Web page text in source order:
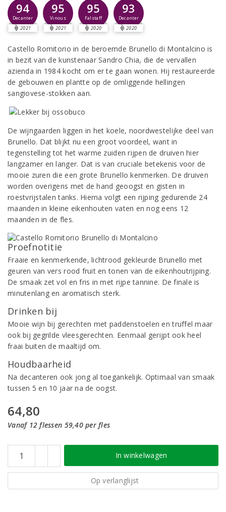
94
Decanter
2021
95
Vinous
2021
95
Falstaff
2020
93
Decanter
2020
Castello Romitorio in de beroemde Brunello di Montalcino is
in bezit van de kunstenaar Sandro Chia, die de vervallen
azienda in 1984 kocht om er te gaan wonen. Hij restaureerde
de gebouwen en plantte op de omliggende hellingen
sangiovese-stokken aan.
De wijngaarden liggen in het koele, noordwestelijke deel van
Brunello. Dat blijkt nu een groot voordeel, want in
tegenstelling tot het warme zuiden rijpen de druiven hier
langzamer en langer. Dat is van cruciale betekenis voor de
mooie zuren die een grote Brunello kenmerken. De druiven
worden overigens met de hand geoogst en gisten in
roestvrijstalen tanks. Hierna volgt een rijping gedurende 24
maanden in kleine eikenhouten vaten en nog eens 12
maanden in de fles.
Proefnotitie
Fraaie en kenmerkende, lichtrood gekleurde Brunello met
geuren van vers rood fruit en tonen van de eikenhoutrijping.
De smaak zet vol en fris in met rijpe tannine. De finale is
minutenlang en aromatisch sterk.
Drinken bij
Mooie wijn bij gerechten met paddenstoelen en truffel maar
ook bij gegrilde vleesgerechten. Eenmaal gerijpt ook heel
fraai buiten de maaltijd om.
Houdbaarheid
Na decanteren ook jong al toegankelijk. Optimaal van smaak
tussen 5 en 10 jaar na de oogst.
64,80
Vanaf 12 flessen 59,40 per fles
In winkelwagen
Op verlanglijst